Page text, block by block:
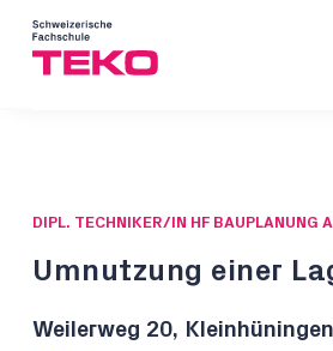
DIPL. TECHNIKER/IN HF BAUPLANUNG
Umnutzung einer
Weilerweg 20,